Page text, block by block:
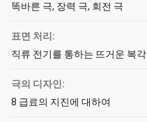
똑바른 극, 장력 극, 회전 극
표면 처리:
직류 전기를 통하는 뜨거운 복각
극의 디자인:
8 급료의 지진에 대하여